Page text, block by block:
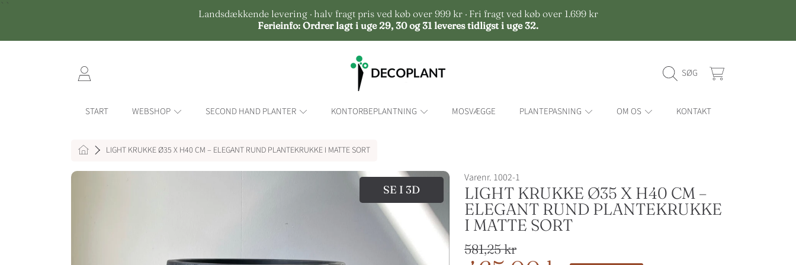
``
Landsdækkende levering · halv fragt pris ved køb over 999 kr · Fri fragt ved køb over 1.699 kr
Ferieinfo: Ordrer lagt i uge 29, 30 og 31 leveres tidligst i uge 32.
LOGIN SØG KORT
START WEBSHOP SECOND HAND PLANTER KONTORBEPLANTNING MOSVÆGGE PLANTEPASNING OM OS KONTAKT
HOMELIGHT KRUKKE Ø35 X H40 CM – ELEGANT RUND PLANTEKRUKKE I MATTE SORT
SE I 3D
Varenr. 1002-1
LIGHT KRUKKE Ø35 X H40 CM –
ELEGANT RUND PLANTEKRUKKE
I MATTE SORT
Normalpris
581,25 kr